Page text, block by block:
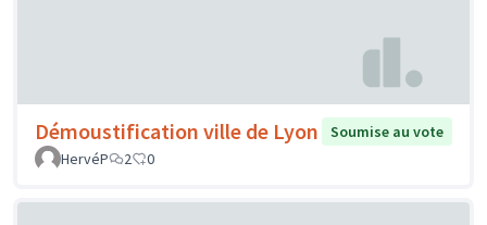
Démoustification ville de Lyon
Soumise au vote
HervéP
2 0